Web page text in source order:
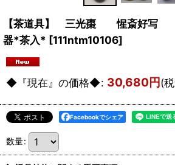
【茶道具】 三光棗 惺斎好
器*茶入* [111ntm10106]
◆『現在』の価格◆: 30,680 円(
Facebookでシェア
数量: